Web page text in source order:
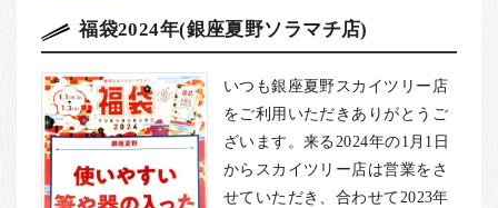
福袋2024年(銀座夏野ソラマチ店)
いつも銀座夏野スカイツリー店
をご利用いただきありがとうご
ざいます。来る2024年の1月1日
からスカイツリー店は営業をさ
せていただき、合わせて2023年